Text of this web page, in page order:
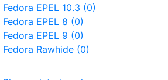
Fedora EPEL 10.3 (0)
Fedora EPEL 8 (0)
Fedora EPEL 9 (0)
Fedora Rawhide (0)